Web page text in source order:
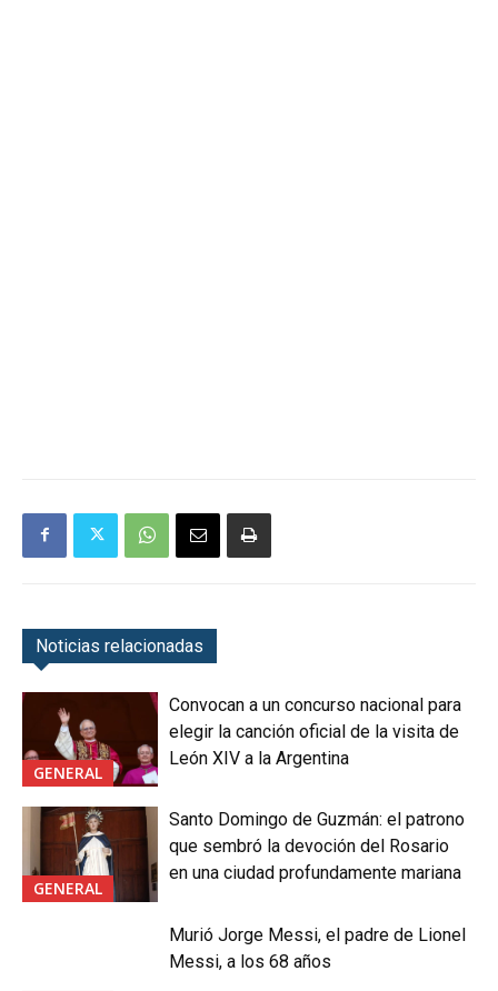
Noticias relacionadas
GENERAL
Convocan a un concurso nacional para
elegir la canción oficial de la visita de
León XIV a la Argentina
GENERAL
Santo Domingo de Guzmán: el patrono
que sembró la devoción del Rosario
en una ciudad profundamente mariana
Murió Jorge Messi, el padre de Lionel
Messi, a los 68 años